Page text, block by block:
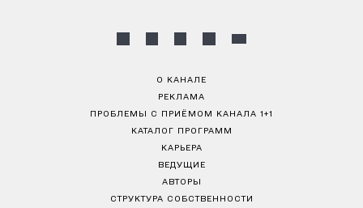
О КАНАЛЕ
РЕКЛАМА
ПРОБЛЕМЫ С ПРИЁМОМ КАНАЛА 1+1
КАТАЛОГ ПРОГРАММ
КАРЬЕРА
ВЕДУЩИЕ
АВТОРЫ
СТРУКТУРА СОБСТВЕННОСТИ